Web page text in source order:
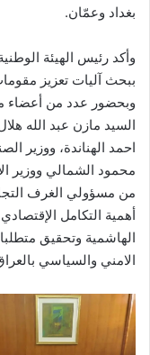
بغداد وعمّان.
وأكد رئيس الهيئة
ببحث آليات تعزيز مقومات
وبحضور عدد من أعضاء
السيد مازن عبد الله
احمد الهناندة، ووزير
محمود الشمالي ووزير
من مسؤولي الغرف
أهمية التكامل
الهاشمية وتحقيق
الامني والسياسي